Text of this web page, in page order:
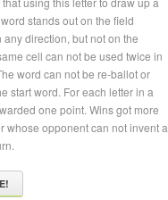
stands out on the field
any direction, but not on the
cell can not be used twice in
word can not be re-ballot or
start word. For each letter in a
one point. Wins got more
whose opponent can not invent a